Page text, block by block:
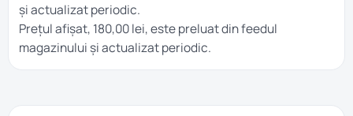
și actualizat periodic.
Prețul afișat, 180,00 lei, este preluat din feedul
magazinului și actualizat periodic.